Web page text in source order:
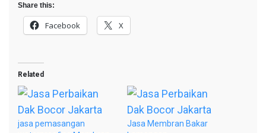
Share this:
Facebook X
Related
jasa pemasangan
Jasa Membran Bakar